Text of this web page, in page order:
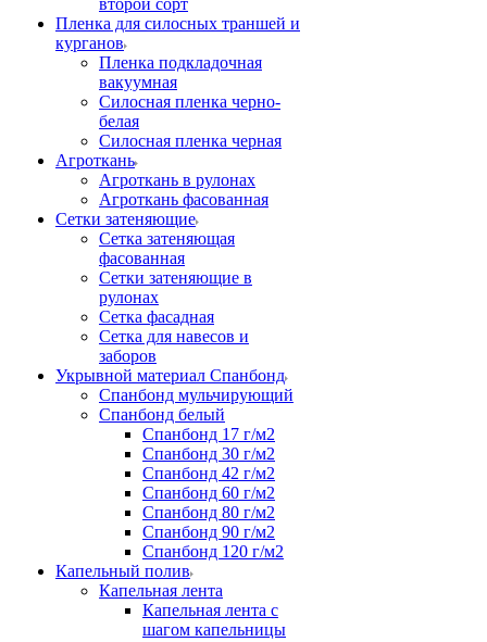
второй сорт
Пленка для силосных траншей и
курганов
Пленка подкладочная
вакуумная
Силосная пленка черно-
белая
Силосная пленка черная
Агроткань
Агроткань в рулонах
Агроткань фасованная
Сетки затеняющие
Сетка затеняющая
фасованная
Сетки затеняющие в
рулонах
Сетка фасадная
Сетка для навесов и
заборов
Укрывной материал Спанбонд
Спанбонд мульчирующий
Спанбонд белый
Спанбонд 17 г/м2
Спанбонд 30 г/м2
Спанбонд 42 г/м2
Спанбонд 60 г/м2
Спанбонд 80 г/м2
Спанбонд 90 г/м2
Спанбонд 120 г/м2
Капельный полив
Капельная лента
Капельная лента с
шагом капельницы